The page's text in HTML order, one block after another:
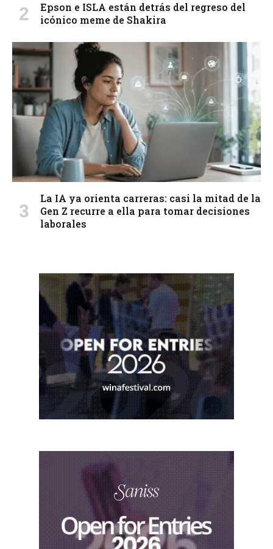
Epson e ISLA están detrás del regreso del
icónico meme de Shakira
La IA ya orienta carreras: casi la mitad de la
Gen Z recurre a ella para tomar decisiones
laborales